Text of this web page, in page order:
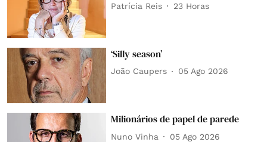
Patrícia Reis 23 Horas
‘Silly season’
João Caupers 05 Ago 2026
Milionários de papel de parede
Nuno Vinha 05 Ago 2026